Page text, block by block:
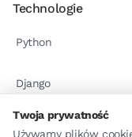
Technologie
Python
Django
React.js
Twoja prywatność
Używamy plików